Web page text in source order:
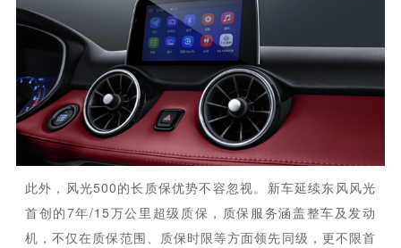
此外，风光500的长质保优势不容忽视。新车延续东风风光
首创的7年/15万公里超级质保，质保服务涵盖整车及发动
机，不仅在质保范围、质保时限等方面领先同级，更不限首